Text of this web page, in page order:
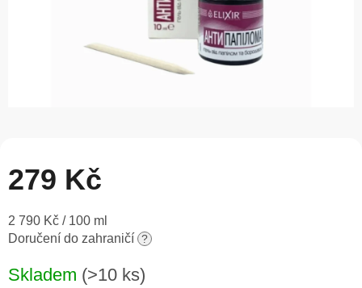
279 Kč
Měrná
cena:
2 790 Kč / 100 ml
Doručení do zahraničí ?
Skladem (>10 ks)